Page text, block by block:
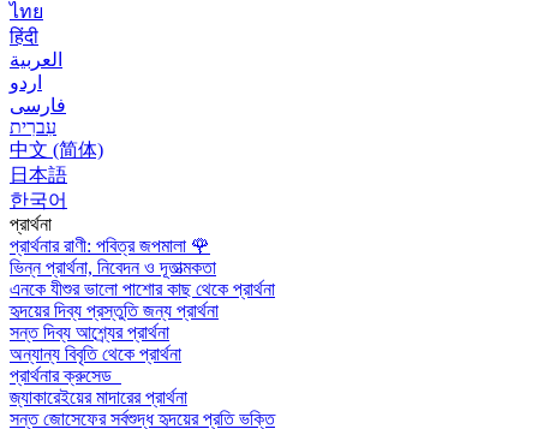
ไทย
हिंदी
العربية
اردو
فارسی
עִברִית
中文 (简体)
日本語
한국어
প্রার্থনা
প্রার্থনার রাণী: পবিত্র জপমালা 🌹
ভিন্ন প্রার্থনা, নিবেদন ও দূতাত্মকতা
এনকে যীশুর ভালো পাশোর কাছ থেকে প্রার্থনা
হৃদয়ের দিব্য প্রস্তুতি জন্য প্রার্থনা
সন্ত দিব্য আশ্র্যের প্রার্থনা
অন্যান্য বিবৃতি থেকে প্রার্থনা
প্রার্থনার ক্রুসেড
জ্যাকারেইয়ের মাদারের প্রার্থনা
সন্ত জোসেফের সর্বশুদ্ধ হৃদয়ের প্রতি ভক্তি